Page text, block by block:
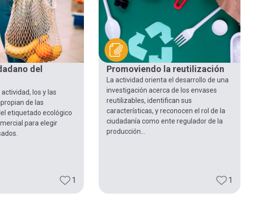
del
los y las
de las
etiquetado ecológico
para elegir
1
Promoviendo la reutilización
La actividad orienta el desarrollo de una
investigación acerca de los envases
reutilizables, identifican sus
características, y reconocen el rol de la
ciudadanía como ente regulador de la
producción...
1